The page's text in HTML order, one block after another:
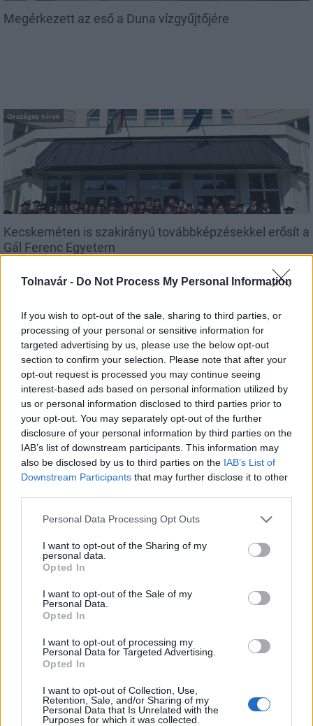
Tolnavár - Do Not Process My Personal Information
If you wish to opt-out of the sale, sharing to third parties, or
processing of your personal or sensitive information for
targeted advertising by us, please use the below opt-out
section to confirm your selection. Please note that after your
opt-out request is processed you may continue seeing
interest-based ads based on personal information utilized by
us or personal information disclosed to third parties prior to
your opt-out. You may separately opt-out of the further
disclosure of your personal information by third parties on the
IAB’s list of downstream participants. This information may
also be disclosed by us to third parties on the IAB’s List of
Downstream Participants that may further disclose it to other
Please note that this website/app uses one or more Google
not limited to your visit or usage behaviour. You may click to
grant or deny consent to Google and its third-party tags to
use your data for below specified purposes in below Google
consent section.
Personal Data Processing Opt Outs
I want to opt-out of the Sharing of my
personal data.
Opted In
I want to opt-out of the Sale of my
Personal Data.
Opted In
I want to opt-out of processing my
Personal Data for Targeted Advertising.
Opted In
I want to opt-out of Collection, Use,
Retention, Sale, and/or Sharing of my
Personal Data that Is Unrelated with the
Purposes for which it was collected.
Megérkezett az eső a Duna vízgyűjtőjére
Országos hírek
Kecskeméten is szakirányú továbbképzésekkel erősít a
Gál Ferenc Egyetem
Országos hírek
A lakosságra is fontos szerep hárul a szúnyoginvázió
elkerülésében
MAGYAR ÉPÍTŐK